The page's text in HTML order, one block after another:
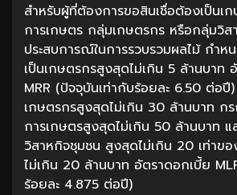
สำหรับผู้ที่ต้องการขอสินเชื่อต้องเป็น
การเกษตร กลุ่มเกษตรกร หรือกลุ่มวิ
ประสบการณ์ในการรวบรวมผลไม้ กำ
เป็นเกษตรกรสูงสุดไม่เกิน 5 ล้านบาท
MRR (ปัจจุบันเท่ากับร้อยละ 6.50 ต่อ
เกษตรกรสูงสุดไม่เกิน 30 ล้านบาท
การเกษตรสูงสุดไม่เกิน 50 ล้านบาท
วิสาหกิจชุมชน สูงสุดไม่เกิน 20 เท่าขอ
ไม่เกิน 20 ล้านบาท อัตราดอกเบี้ย
ร้อยละ 4.875 ต่อปี)